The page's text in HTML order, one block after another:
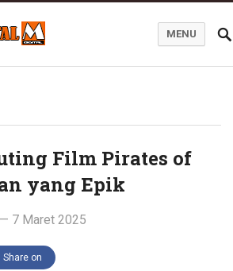
MENU
Film Pirates of
yang Epik
— 7 Maret 2025
Share on